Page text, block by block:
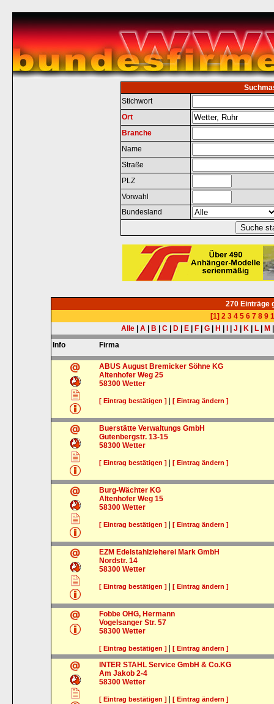
Stichwort
Ort
Branche
Name
Straße
PLZ
Vorwahl
Bundesland
270 Einträge
[1] 2 3 4 5 6 7 8 9
Alle
A B C D E F G H J K L M
Info
Firma
ABUS August Bremicker Söhne KG
Altenhofer Weg 25
58300 Wetter
[ Eintrag bestätigen ] |[ Eintrag ändern ]
Buerstätte Verwaltungs GmbH
Gutenbergstr. 13-15
58300 Wetter
[ Eintrag bestätigen ] |[ Eintrag ändern ]
Burg-Wächter KG
Altenhofer Weg 15
58300 Wetter
[ Eintrag bestätigen ] |[ Eintrag ändern ]
EZM Edelstahlzieherei Mark GmbH
Nordstr. 14
58300 Wetter
[ Eintrag bestätigen ] |[ Eintrag ändern ]
Fobbe OHG, Hermann
Vogelsanger Str. 57
58300 Wetter
[ Eintrag bestätigen ] |[ Eintrag ändern ]
INTER STAHL Service GmbH & Co.KG
Am Jakob 2-4
58300 Wetter
[ Eintrag bestätigen ] |[ Eintrag ändern ]